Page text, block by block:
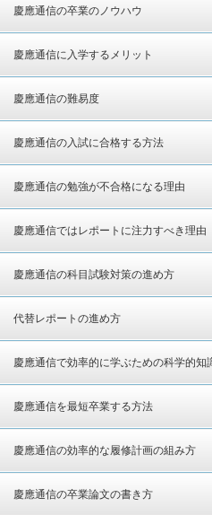
慶應通信の卒業のノウハウ
慶應通信に入学するメリット
慶應通信の難易度
慶應通信の入試に合格する方法
慶應通信の勉強が不合格になる理由
慶應通信ではレポートに注力すべき理由
慶應通信の科目試験対策の進め方
代替レポートの進め方
慶應通信で効率的に学ぶための科学的知
慶應通信を最短卒業する方法
慶應通信の効率的な履修計画の組み方
慶應通信の卒業論文の書き方